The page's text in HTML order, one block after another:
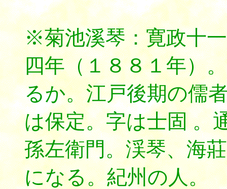
※菊池溪琴：寛政十
四年（１８８１年）
るか。江戸後期の儒
は保定。字は士固 。
孫左衛門。渓琴、海
になる。紀州の人。